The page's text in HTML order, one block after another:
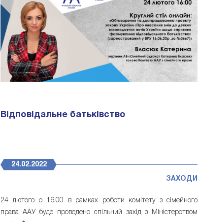
Відповідальне батьківство
24.02.2022
ЗАХОДИ
24 лютого о 16.00 в рамках роботи комітету з сімейного
права ААУ буде проведено спільний захід з Міністерством